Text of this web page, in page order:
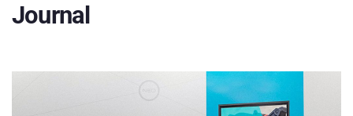
Journal